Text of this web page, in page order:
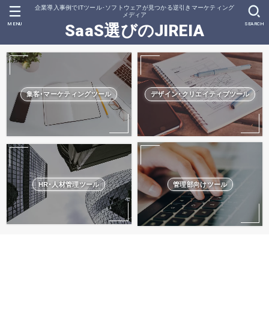
企業導入事例でITツール･ソフトウェアが見つかる逆引きマーケティング
メディア
SaaS選びのJIREIA SEARCH
MENU
集客･マーケティングツール デザイン･クリエイティブツール
HR･人材管理ツール 管理部向けツール